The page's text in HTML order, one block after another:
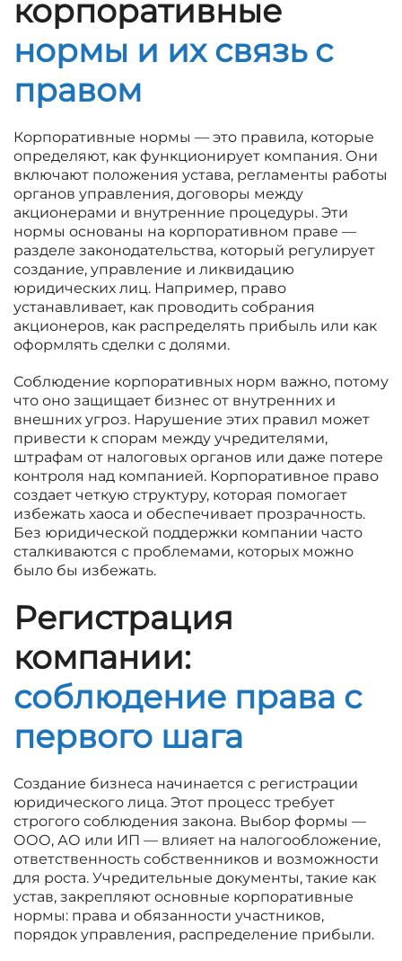
корпоративные
нормы и их связь с
правом
Корпоративные нормы — это правила, которые
определяют, как функционирует компания. Они
включают положения устава, регламенты работы
органов управления, договоры между
акционерами и внутренние процедуры. Эти
нормы основаны на корпоративном праве —
разделе законодательства, который регулирует
создание, управление и ликвидацию
юридических лиц. Например, право
устанавливает, как проводить собрания
акционеров, как распределять прибыль или как
оформлять сделки с долями.
Соблюдение корпоративных норм важно, потому
что оно защищает бизнес от внутренних и
внешних угроз. Нарушение этих правил может
привести к спорам между учредителями,
штрафам от налоговых органов или даже потере
контроля над компанией. Корпоративное право
создает четкую структуру, которая помогает
избежать хаоса и обеспечивает прозрачность.
Без юридической поддержки компании часто
сталкиваются с проблемами, которых можно
было бы избежать.
Регистрация
компании:
соблюдение права с
первого шага
Создание бизнеса начинается с регистрации
юридического лица. Этот процесс требует
строгого соблюдения закона. Выбор формы —
ООО, АО или ИП — влияет на налогообложение,
ответственность собственников и возможности
для роста. Учредительные документы, такие как
устав, закрепляют основные корпоративные
нормы: права и обязанности участников,
порядок управления, распределение прибыли.